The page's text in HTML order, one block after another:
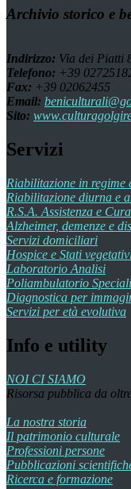
Archivio storico e
Indirizzo: Via dei Piatti
Telefono: +39
Fax: +39 02062455
Email:
Sito:
Servizi
Riabilitazione in regime
Riabilitazione diurna e
R.S.A. Assistenza e
Alzheimer, demenze e
Servizi domiciliari
Hospice e Stati
Laboratorio Analisi
Poliambulatorio
Diagnostica per
Servizi per età evolutiva
Info e utility
NOI CI SIAMO
Risorsa pubblica da
La nostra storia
Il patrimonio culturale
Professioni persone
Pubblicazioni
Ricerca e formazione